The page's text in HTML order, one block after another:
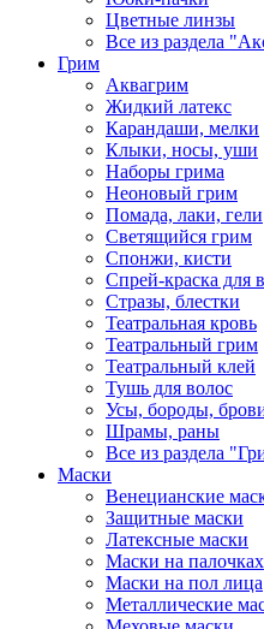
Цветные линзы
Все из раздела
Грим
Аквагрим
Жидкий латекс
Карандаши, мелки
Клыки, носы, уши
Наборы грима
Неоновый грим
Помада, лаки, гели
Светящийся грим
Спонжи, кисти
Спрей-краска для
Стразы, блестки
Театральная кровь
Театральный грим
Театральный клей
Тушь для волос
Усы, бороды,
Шрамы, раны
Все из раздела
Маски
Венецианские
Защитные маски
Латексные маски
Маски на палочках
Маски на пол лица
Металлические